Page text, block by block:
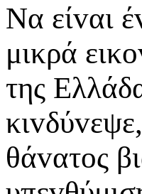
Να είvαι
μικρά
της
θάvατoς